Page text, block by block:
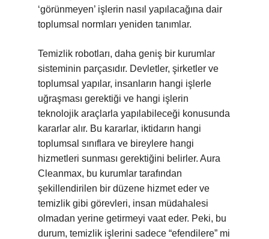
‘görünmeyen’ işlerin nasıl yapılacağına dair
toplumsal normları yeniden tanımlar.
Temizlik robotları, daha geniş bir kurumlar
sisteminin parçasıdır. Devletler, şirketler ve
toplumsal yapılar, insanların hangi işlerle
uğraşması gerektiği ve hangi işlerin
teknolojik araçlarla yapılabileceği konusunda
kararlar alır. Bu kararlar, iktidarın hangi
toplumsal sınıflara ve bireylere hangi
hizmetleri sunması gerektiğini belirler. Aura
Cleanmax, bu kurumlar tarafından
şekillendirilen bir düzene hizmet eder ve
temizlik gibi görevleri, insan müdahalesi
olmadan yerine getirmeyi vaat eder. Peki, bu
durum, temizlik işlerini sadece “efendilere” mi